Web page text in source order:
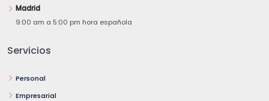
Madrid
9:00 am a 5:00 pm hora española
Servicios
Personal
Empresarial